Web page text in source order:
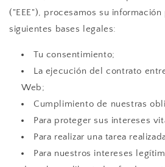
("EEE"), procesamos su
siguientes bases legales:
Tu consentimiento;
La ejecución del contrato
Web;
Cumplimiento de nuestras
Para proteger sus intereses
Para realizar una tarea
Para nuestros intereses